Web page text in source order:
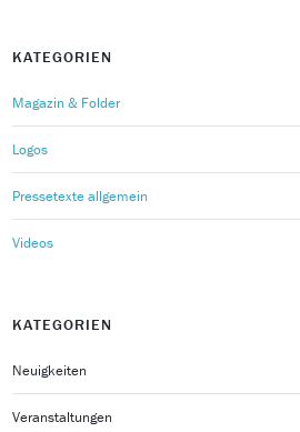
KATEGORIEN
Magazin & Folder
Logos
Pressetexte allgemein
Videos
KATEGORIEN
Neuigkeiten
Veranstaltungen